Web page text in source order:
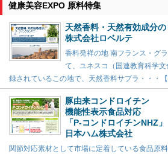
健康美容EXPO 原料特集
天然香料・天然有効成分
株式会社ロベルテ
香料発祥の地 南フランス・グ
て、ユネスコ（国連教育科学
録されているこの地で、天然香料サプラ・・・【
豚由来コンドロイチン
機能性表示食品対応
「P-コンドロイチンNHZ」
日本ハム株式会社
関節対応素材として市場に定着している食品原